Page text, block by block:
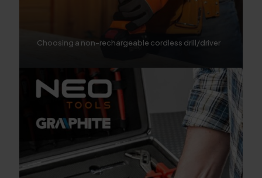
Choosing a non-rechargeable cordless drill/driver